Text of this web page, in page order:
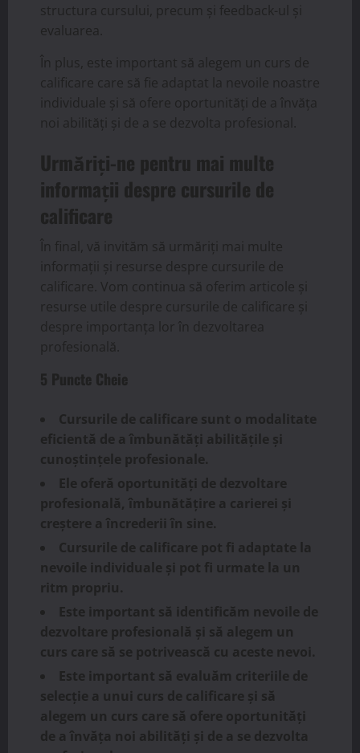
structura cursului, precum și feedback-ul și
evaluarea.
În plus, este important să alegem un curs de
calificare care să fie adaptat la nevoile noastre
individuale și să ofere oportunități de a învăța
noi abilități și de a se dezvolta profesional.
Urmăriți-ne pentru mai multe
informații despre cursurile de
calificare
În final, vă invităm să urmăriți mai multe
informații și resurse despre cursurile de
calificare. Vom continua să oferim articole și
resurse utile despre cursurile de calificare și
despre importanța lor în dezvoltarea
profesională.
5 Puncte Cheie
Cursurile de calificare sunt o modalitate
eficientă de a îmbunătăți abilitățile și
cunoștințele profesionale.
Ele oferă oportunități de dezvoltare
profesională, îmbunătățire a carierei și
creștere a încrederii în sine.
Cursurile de calificare pot fi adaptate la
nevoile individuale și pot fi urmate la un
ritm propriu.
Este important să identificăm nevoile de
dezvoltare profesională și să alegem un
curs care să se potrivească cu aceste nevoi.
Este important să evaluăm criteriile de
selecție a unui curs de calificare și să
alegem un curs care să ofere oportunități
de a învăța noi abilități și de a se dezvolta